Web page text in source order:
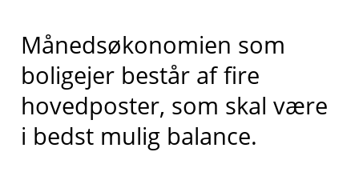
Månedsøkonomien som
boligejer består af fire
hovedposter, som skal være
i bedst mulig balance.